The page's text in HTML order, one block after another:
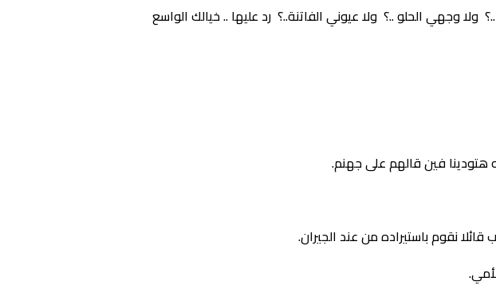
وجهي الحلو ..؟ ولا عيوني الفاتنة..؟ رد عليها .. خيالك الواسع
هتودينا فين قالهم على جهنم.
نقوم باستيراده من عند الجيران.